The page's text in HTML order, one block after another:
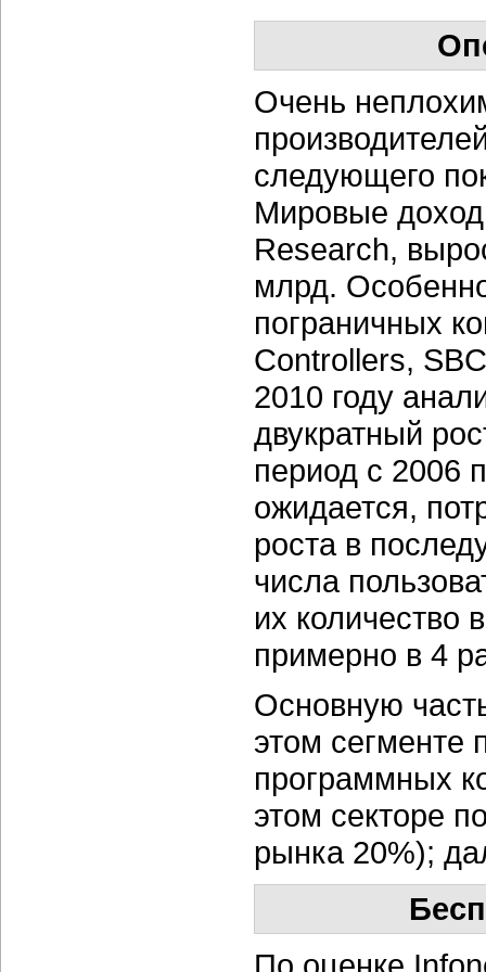
Очень
следующего
Мировые
Research,
млрд.
пограничных
Controllers,
2010 году
двукратный
период с 2006
ожидается,
роста в
числа
их количество
примерно в 4
Основную
этом сегменте
программных
этом секторе
рынка 20%);